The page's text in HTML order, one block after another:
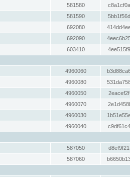
581580
581590
692080
692090
603410
4960060
4960080
4960050
4960070
4960030
4960040
587050
587060